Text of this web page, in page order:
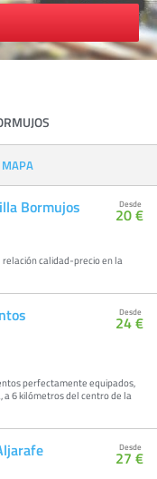
MAPA
Bormujos
calidad-precio en la
Desde
20 €
perfectamente equipados,
a 6 kilómetros del centro de la
Desde
24 €
Desde
27 €